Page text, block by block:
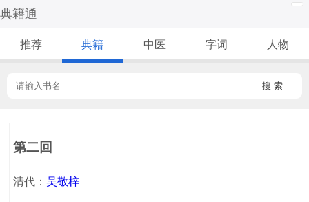
典籍通
推荐 典籍 中医 字词 人物
搜 索
第二回
清代：吴敬梓